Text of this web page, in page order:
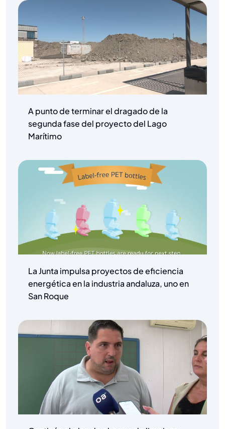
A punto de terminar el dragado de la
segunda fase del proyecto del Lago
Marítimo
La Junta impulsa proyectos de eficiencia
energética en la industria andaluza, uno en
San Roque